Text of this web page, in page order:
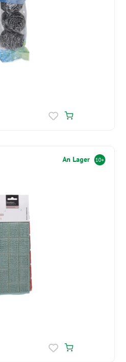
An Lager 10+